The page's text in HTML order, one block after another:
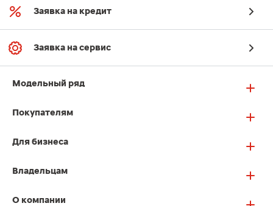
Заявка на кредит
Заявка на сервис
Модельный ряд
Покупателям
Для бизнеса
Владельцам
О компании